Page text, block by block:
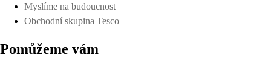
Myslíme na budoucnost
Obchodní skupina Tesco
Pomůžeme vám